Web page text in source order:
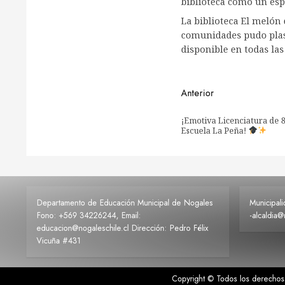
La biblioteca El melón
comunidades pudo
disponible en todas
Navegación
de
entradas
Anterior
¡Emotiva Licenciatura de
Escuela La Peña!
Departamento de Educación Municipal de Nogales
Fono: +569 34226244, Email:
educacion@nogaleschile.cl Dirección: Pedro Félix
Vicuña #431
-
Copyright © Todos los